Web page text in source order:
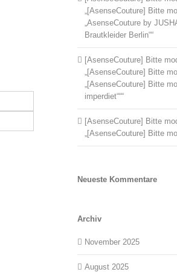
„[AsenseCouture] Bitte
„AsenseCouture by
Brautkleider Berlin““
[AsenseCouture] Bitte
„[AsenseCouture] Bitte
„[AsenseCouture] Bitte
imperdiet“““
[AsenseCouture] Bitte
„[AsenseCouture] Bitte
Neueste Kommentare
Archiv
November 2025
August 2025